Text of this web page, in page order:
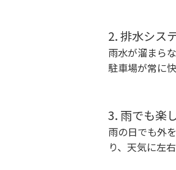
2. 排水シス
雨水が溜まら
駐車場が常に
3. 雨でも楽
雨の日でも外
り、天気に左